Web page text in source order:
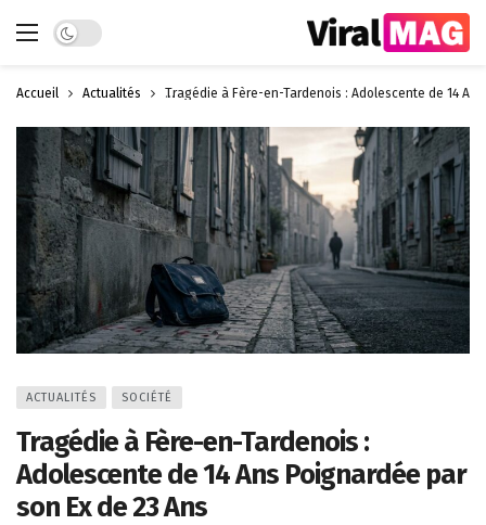
Dark mode
Accueil Actualités Tragédie à Fère-en-Tardenois : Adolescente de 14
ACTUALITÉS SOCIÉTÉ
Tragédie à Fère-en-Tardenois :
Adolescente de 14 Ans Poignardée par
son Ex de 23 Ans